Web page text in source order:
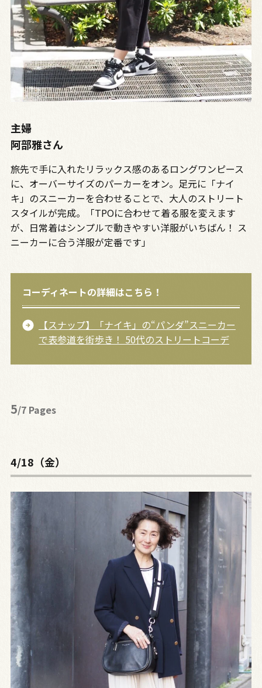
主婦
阿部雅さん
旅先で手に入れたリラックス感のあるロングワンピース
に、オーバーサイズのパーカーをオン。足元に「ナイ
キ」のスニーカーを合わせることで、大人のストリート
スタイルが完成。「TPOに合わせて着る服を変えます
が、日常着はシンプルで動きやすい洋服がいちばん！ ス
ニーカーに合う洋服が定番です」
コーディネートの詳細はこちら！
【スナップ】「ナイキ」の“パンダ”スニーカー
で表参道を街歩き！ 50代のストリートコーデ
5/7 Pages
4/18（金）